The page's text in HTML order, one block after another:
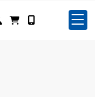
Identifícate